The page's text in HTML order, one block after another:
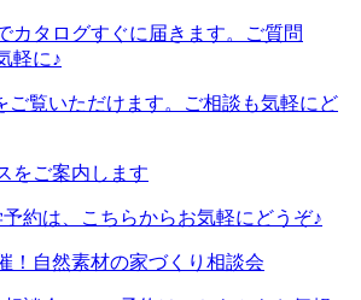
ご覧いただけます。ご相談も気軽にど
約は、こちらからお気軽にどうぞ♪